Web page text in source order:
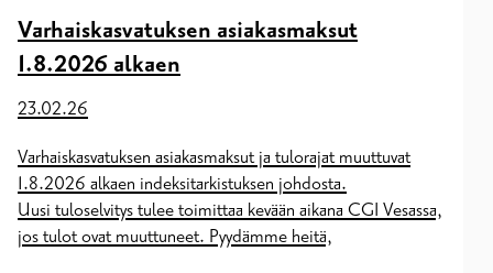
Varhaiskasvatuksen asiakasmaksut
1.8.2026 alkaen
23.02.26
Varhaiskasvatuksen asiakasmaksut ja tulorajat muuttuvat
1.8.2026 alkaen indeksitarkistuksen johdosta.
Uusi tuloselvitys tulee toimittaa kevään aikana CGI Vesassa,
jos tulot ovat muuttuneet. Pyydämme heitä,